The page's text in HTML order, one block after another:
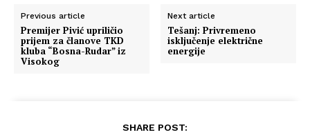
Previous article
Premijer Pivić upriličio
prijem za članove TKD
kluba “Bosna-Rudar” iz
Visokog
Next article
Tešanj: Privremeno
isključenje električne
energije
SHARE POST: